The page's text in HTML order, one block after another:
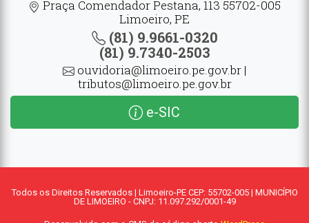
Praça Comendador Pestana, 113 55702-005
Limoeiro, PE
(81) 9.9661-0320
(81) 9.7340-2503
ouvidoria@limoeiro.pe.gov.br |
tributos@limoeiro.pe.gov.br
e-SIC
Todos os Direitos Reservados | Limoeiro-PE CEP: 55702-005 | MUNICÍPIO
DE LIMOEIRO - CNPJ: 11.097.292/0001-49